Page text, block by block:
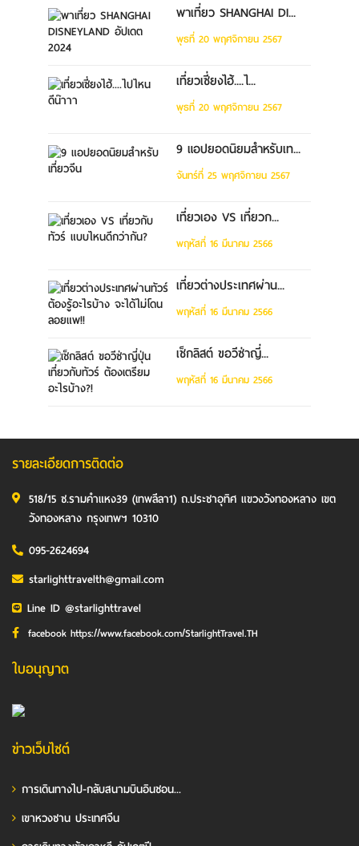
พาเที่ยว SHANGHAI DI...
พุธที่ 20 พฤศจิกายน 2567
เที่ยวเซี่ยงไฮ้....ไ...
พุธที่ 20 พฤศจิกายน 2567
9 แอปยอดนิยมสำหรับเท...
จันทร์ที่ 25 พฤศจิกายน 2567
เที่ยวเอง VS เที่ยวก...
พฤหัสที่ 16 มีนาคม 2566
เที่ยวต่างประเทศผ่าน...
พฤหัสที่ 16 มีนาคม 2566
เช็กลิสต์ ขอวีซ่าญี่...
พฤหัสที่ 16 มีนาคม 2566
รายละเอียดการติดต่อ
518/15 ซ.รามคำแหง39 (เทพลีลา1) ถ.ประชาอุทิศ แขวงวังทองหลาง เขต
วังทองหลาง กรุงเทพฯ 10310
095-2624694
starlighttravelth@gmail.com
Line ID @starlighttravel
facebook https://www.facebook.com/StarlightTravel.TH
ใบอนุญาต
ข่าวเว็บไซต์
การเดินทางไป-กลับสนามบินอินชอน...
เขาหวงซาน ประเทศจีน